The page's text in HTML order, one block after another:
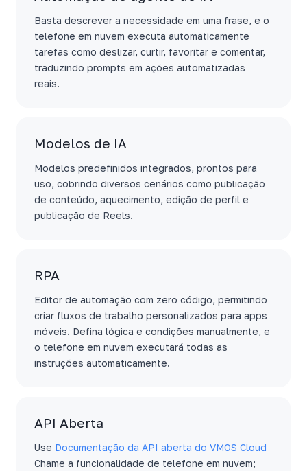
Basta descrever a necessidade em uma frase, e o
telefone em nuvem executa automaticamente
tarefas como deslizar, curtir, favoritar e comentar,
traduzindo prompts em ações automatizadas
reais.
Modelos de IA
Modelos predefinidos integrados, prontos para
uso, cobrindo diversos cenários como publicação
de conteúdo, aquecimento, edição de perfil e
publicação de Reels.
RPA
Editor de automação com zero código, permitindo
criar fluxos de trabalho personalizados para apps
móveis. Defina lógica e condições manualmente, e
o telefone em nuvem executará todas as
instruções automaticamente.
API Aberta
Use Documentação da API aberta do VMOS Cloud
Chame a funcionalidade de telefone em nuvem;